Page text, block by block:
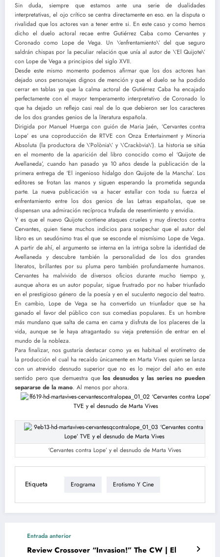
Sin duda, siempre que estamos ante una serie de dualidades
interpretativas, el ojo crítico se centra directamente en eso. en la disputa o
rivalidad que los actores van a tener entre si. En este caso y como hemos
dicho el duelo actoral recae entre Gutiérrez Caba como Cervantes y
Coronado como Lope de Vega. Un \’enfrentamiento\’ del que seguro
saldrán chispas por la peculiar relación que unía al autor de \’El Quijote\’
con Lope de Vega a principios del siglo XVII.
Desde este mismo momento podemos afirmar que los dos actores han
dejado unos personajes dignos de mención y que el duelo se ha podido
cerrar en tablas ya que la calma actoral de Gutiérrez Caba ha encajado
perfectamente con el mayor temperamento interpretativo de Coronado lo
que ha dejado un reflejo casi real de lo que debieron ser los caracteres
de los dos grandes genios de la literatura española.
Dirigida por Manuel Huerga con guión de Maria Jaén, ‘Cervantes contra
Lope’ es una coproducción de RTVE con Onza Entertainment y Minoria
Absoluta (la productora de \’Polònia\’ y \’Crackòvia\’). La historia se sitúa
en el momento de la aparición del libro conocido como el ‘Quijote de
Avellaneda’, cuando han pasado ya 10 años desde la publicación de la
primera entrega de ‘El ingenioso hidalgo don Quijote de la Mancha’. Los
editores se frotan las manos y siguen esperando la prometida segunda
parte. La nueva publicación va a hacer estallar con toda su fuerza el
enfrentamiento entre los dos genios de las Letras españolas, que se
dispensan una admiración recíproca trufada de resentimiento y envidia.
Y es que el nuevo Quijote contiene ataques crueles y muy directos contra
Cervantes, quien tiene muchos indicios para sospechar que el autor del
libro es un seudónimo tras el que se esconde el mismísimo Lope de Vega.
A partir de ahí, el argumento se interna en la intriga sobre la identidad de
Avellaneda y descubre también la personalidad de los dos grandes
literatos, brillantes por su pluma pero también profundamente humanos.
Cervantes ha malvivido de diversos oficios durante mucho tiempo y,
aunque ahora es un autor popular, sigue frustrado por no haber triunfado
en el prestigioso género de la poesía y en el suculento negocio del teatro.
En cambio, Lope de Vega se ha convertido un triunfador que se ha
ganado el favor del público con sus comedias populares. Es un hombre
más mundano que salta de cama en cama y disfruta de los placeres de la
vida, aunque se le haya atragantado su vieja pretensión de entrar en el
mundo de la nobleza.
Para finalizar, nos gustaría destacar como ya es habitual el erotímetro de
la producción el cual ha recaído únicamente en Marta Vives quien se lanza
con un atrevido desnudo superior que no es lo mejor del año en este
sentido pero que demuestra quelos desnudos y las series no pueden
separarse de la mano. Al menos por ahora.
‘Cervantes contra Lope’ y el desnudo de Marta Vives
Etiqueta Erograma Erotismo Y Cine
Entrada anterior
Review Crossover “Invasion!” The CW | El